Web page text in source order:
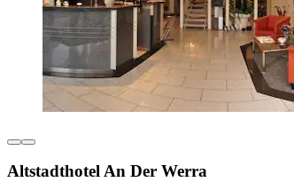
Altstadthotel An Der Werra